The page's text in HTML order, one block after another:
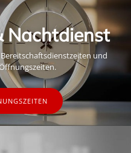
Nachtdienst
und